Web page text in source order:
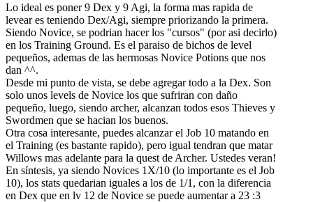
Lo ideal es poner 9 Dex y 9 Agi, la forma mas rapida de
levear es teniendo Dex/Agi, siempre priorizando la primera.
Siendo Novice, se podrian hacer los "cursos" (por asi decirlo)
en los Training Ground. Es el paraiso de bichos de level
pequeños, ademas de las hermosas Novice Potions que nos
dan ^^.
Desde mi punto de vista, se debe agregar todo a la Dex. Son
solo unos levels de Novice los que sufriran con daño
pequeño, luego, siendo archer, alcanzan todos esos Thieves y
Swordmen que se hacian los buenos.
Otra cosa interesante, puedes alcanzar el Job 10 matando en
el Training (es bastante rapido), pero igual tendran que matar
Willows mas adelante para la quest de Archer. Ustedes veran!
En síntesis, ya siendo Novices 1X/10 (lo importante es el Job
10), los stats quedarian iguales a los de 1/1, con la diferencia
en Dex que en lv 12 de Novice se puede aumentar a 23 :3